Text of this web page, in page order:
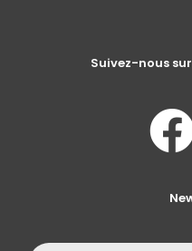
Suivez-nous